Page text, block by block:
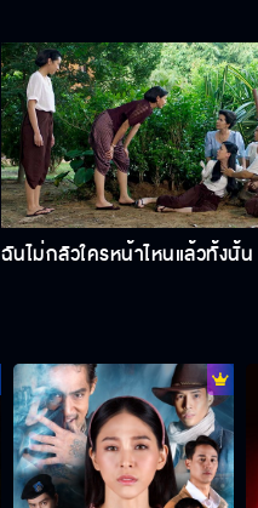
ฉันไม่กลัวใครหน้าไหนแล้วทั้งนั้น